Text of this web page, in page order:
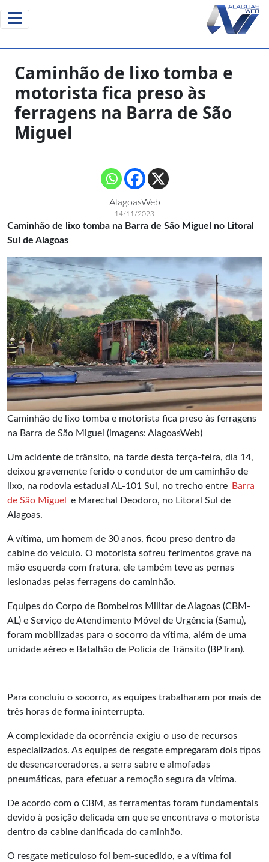
Caminhão de lixo tomba e
motorista fica preso às
ferragens na Barra de São
Miguel
AlagoasWeb
14/11/2023
Caminhão de lixo tomba na Barra de São Miguel no Litoral
Sul de Alagoas
Caminhão de lixo tomba e motorista fica preso às ferragens
na Barra de São Miguel (imagens: AlagoasWeb)
Um acidente de trânsito, na tarde desta terça-feira, dia 14,
deixou gravemente ferido o condutor de um caminhão de
lixo, na rodovia estadual AL-101 Sul, no trecho entre
Barra
de São Miguel
e Marechal Deodoro, no Litoral Sul de
Alagoas.
A vítima, um homem de 30 anos, ficou preso dentro da
cabine do veículo. O motorista sofreu ferimentos grave na
mão esquerda com fratura, ele também teve as pernas
lesionadas pelas ferragens do caminhão.
Equipes do Corpo de Bombeiros Militar de Alagoas (CBM-
AL) e Serviço de Atendimento Móvel de Urgência (Samu),
foram mobilizadas para o socorro da vítima, além de uma
unidade aéreo e Batalhão de Polícia de Trânsito (BPTran).
Para concluiu o socorro, as equipes trabalharam por mais de
três horas de forma ininterrupta.
A complexidade da ocorrência exigiu o uso de recursos
especializados. As equipes de resgate empregaram dois tipos
de desencarceradores, a serra sabre e almofadas
pneumáticas, para efetuar a remoção segura da vítima.
De acordo com o CBM , as ferramentas foram fundamentais
devido à posição delicada em que se encontrava o motorista
dentro da cabine danificada do caminhão.
O resgate meticuloso foi bem-sucedido, e a vítima foi